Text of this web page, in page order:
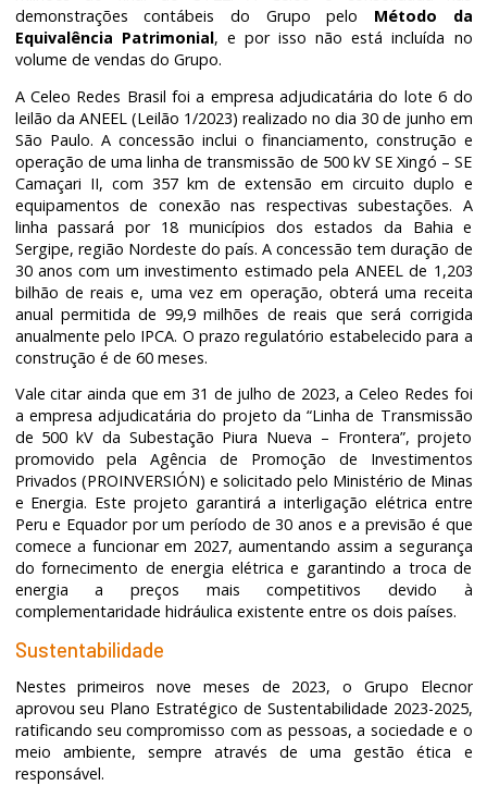
demonstrações contábeis do Grupo pelo Método da
Equivalência Patrimonial, e por isso não está incluída no
volume de vendas do Grupo.
A Celeo Redes Brasil foi a empresa adjudicatária do lote 6 do
leilão da ANEEL (Leilão 1/2023) realizado no dia 30 de junho em
São Paulo. A concessão inclui o financiamento, construção e
operação de uma linha de transmissão de 500 kV SE Xingó – SE
Camaçari II, com 357 km de extensão em circuito duplo e
equipamentos de conexão nas respectivas subestações. A
linha passará por 18 municípios dos estados da Bahia e
Sergipe, região Nordeste do país. A concessão tem duração de
30 anos com um investimento estimado pela ANEEL de 1,203
bilhão de reais e, uma vez em operação, obterá uma receita
anual permitida de 99,9 milhões de reais que será corrigida
anualmente pelo IPCA. O prazo regulatório estabelecido para a
construção é de 60 meses.
Vale citar ainda que em 31 de julho de 2023, a Celeo Redes foi
a empresa adjudicatária do projeto da “Linha de Transmissão
de 500 kV da Subestação Piura Nueva – Frontera”, projeto
promovido pela Agência de Promoção de Investimentos
Privados (PROINVERSIÓN) e solicitado pelo Ministério de Minas
e Energia. Este projeto garantirá a interligação elétrica entre
Peru e Equador por um período de 30 anos e a previsão é que
comece a funcionar em 2027, aumentando assim a segurança
do fornecimento de energia elétrica e garantindo a troca de
energia a preços mais competitivos devido à
complementaridade hidráulica existente entre os dois países.
Sustentabilidade
Nestes primeiros nove meses de 2023, o Grupo Elecnor
aprovou seu Plano Estratégico de Sustentabilidade 2023-2025,
ratificando seu compromisso com as pessoas, a sociedade e o
meio ambiente, sempre através de uma gestão ética e
responsável.